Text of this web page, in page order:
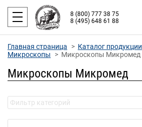
8 (800) 777 38 75
8 (495) 648 61 88
Главная страница Каталог продукции
Микроскопы
Микроскопы Микромед
Микроскопы Микромед